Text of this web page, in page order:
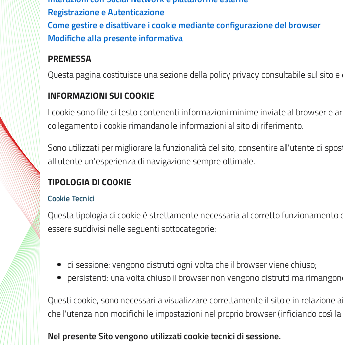
Registrazione e Autenticazione
Come gestire e disattivare i cookie mediante configurazione del browser
Modifiche alla presente informativa
PREMESSA
Questa pagina costituisce una sezione della policy privacy consultabile sul sito
INFORMAZIONI SUI COOKIE
I cookie sono file di testo contenenti informazioni minime inviate al browser e
collegamento i cookie rimandano le informazioni al sito di riferimento.
Sono utilizzati per migliorare la funzionalità del sito, consentire all'utente di
all'utente un'esperienza di navigazione sempre ottimale.
TIPOLOGIA DI COOKIE
Cookie Tecnici
Questa tipologia di cookie è strettamente necessaria al corretto
essere suddivisi nelle seguenti sottocategorie:
di sessione: vengono distrutti ogni volta che il browser viene chiuso;
persistenti: una volta chiuso il browser non vengono distrutti ma
Questi cookie, sono necessari a visualizzare correttamente il sito e in
che l'utenza non modifichi le impostazioni nel proprio browser (inficiando così
Nel presente Sito vengono utilizzati cookie tecnici di sessione.